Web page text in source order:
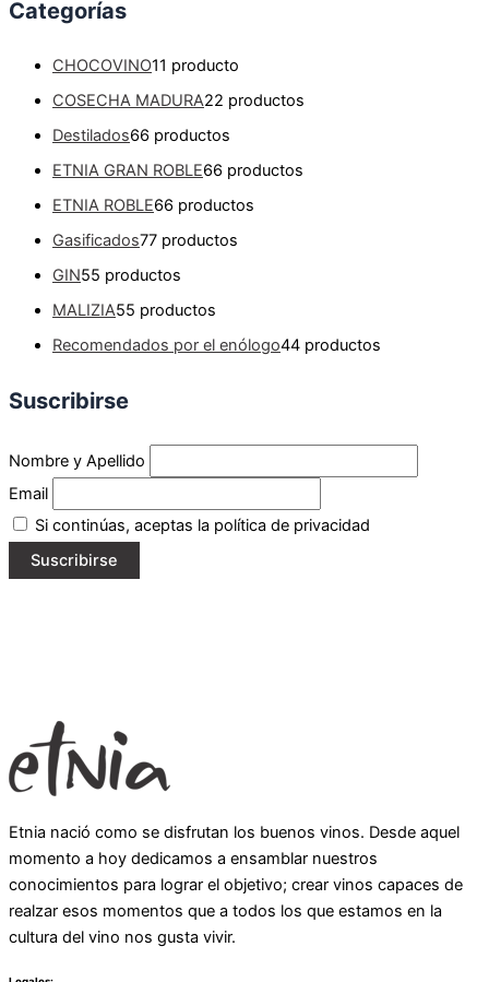
Categorías
CHOCOVINO11 producto
COSECHA MADURA22 productos
Destilados66 productos
ETNIA GRAN ROBLE66 productos
ETNIA ROBLE66 productos
Gasificados77 productos
GIN55 productos
MALIZIA55 productos
Recomendados por el enólogo44 productos
Suscribirse
Nombre y Apellido
Email
Si continúas, aceptas la política de privacidad
Etnia nació como se disfrutan los buenos vinos. Desde aquel
momento a hoy dedicamos a ensamblar nuestros
conocimientos para lograr el objetivo; crear vinos capaces de
realzar esos momentos que a todos los que estamos en la
cultura del vino nos gusta vivir.